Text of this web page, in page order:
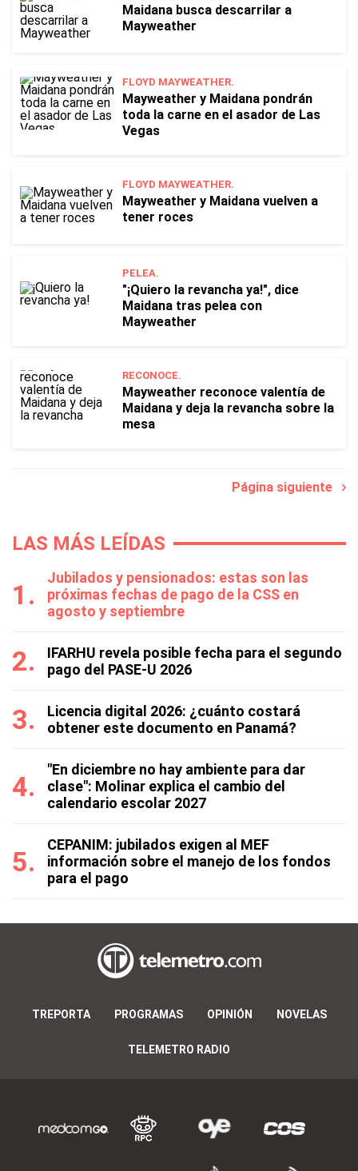
Maidana busca descarrilar a
Mayweather
FLOYD MAYWEATHER.
Mayweather y Maidana pondrán
toda la carne en el asador de Las
Vegas
FLOYD MAYWEATHER.
Mayweather y Maidana vuelven a
tener roces
PELEA.
"¡Quiero la revancha ya!", dice
Maidana tras pelea con
Mayweather
RECONOCE.
Mayweather reconoce valentía de
Maidana y deja la revancha sobre la
mesa
Página siguiente
LAS MÁS LEÍDAS
Jubilados y pensionados: estas son las
próximas fechas de pago de la CSS en
agosto y septiembre
IFARHU revela posible fecha para el segundo
pago del PASE-U 2026
Licencia digital 2026: ¿cuánto costará
obtener este documento en Panamá?
"En diciembre no hay ambiente para dar
clase": Molinar explica el cambio del
calendario escolar 2027
CEPANIM: jubilados exigen al MEF
información sobre el manejo de los fondos
para el pago
TREPORTA PROGRAMAS OPINIÓN NOVELAS
TELEMETRO RADIO